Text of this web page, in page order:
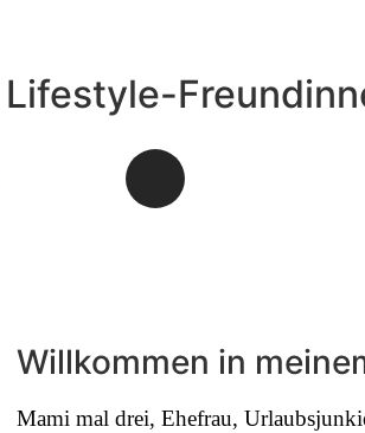
Willkommen in
Mami mal drei, Ehefrau,